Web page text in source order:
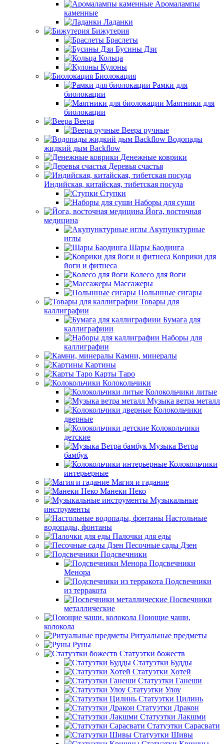
Аромалампы
каменные
Ладанки
Бижутерия
Браслеты
Бусины Дзи
Кольца
Кулоны
Биолокация
Рамки для
биолокации
Маятники для
биолокации
Веера
Веера ручные
Водопады
жидкий дым Backflow
Денежные коврики
Деревья счастья
Индийская, китайская, тибетская посуда
Ступки
Наборы для суши
Йога, восточная
медицина
Акупунктурные
иглы
Шары Баодинга
Коврики для
йоги и фитнеса
Колесо для йоги
Массажеры
Полынные сигары
Товары для
каллиграфии
Бумага для
каллиграфиии
Наборы для
каллиграфии
Камни, минералы
Картины
Карты Таро
Колокольчики
Колокольчики литые
Музыка ветра металл
Колокольчики
дверные
Колокольчики
детские
Музыка Ветра
бамбук
Колокольчики
интерьерные
Магия и гадание
Манеки Неко
Музыкальные
инструменты
Настольные
водопады, фонтаны
Палочки для еды
Песочные сады Дзен
Подсвечники
Подсвечники
Менора
Подсвечники
из терракота
Посвечники
металлические
Поющие чаши,
колокола
Ритуальные предметы
Руны
Статуэтки божеств
Статуэтки Будды
Статуэтки Хотей
Статуэтки Ганеши
Статуэтки Улоу
Статуэтки Цилинь
Статуэтки Дракон
Статуэтки Лакшми
Статуэтки Сарасвати
Статуэтки Шивы